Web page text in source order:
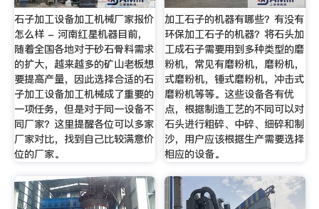
石子加工设备加工机械厂家报价
怎么样 - 河南红星机器目前，
随着全国各地对于砂石骨料需求
的扩大，越来越多的矿山老板想
要提高产量，因此选择合适的石
子加工设备加工机械成了重要的
一项任务，但是对于同一设备不
同厂家？这里提醒各位可以多家
厂家对比，找到自己比较满意价
位的厂家。
加工石子的机器有哪些？有没有
环保加工石子的机器？将石头加
工成石子需要用到多种类型的磨
粉机，常见有磨粉机，磨粉机，
式磨粉机，锤式磨粉机，冲击式
磨粉机等等。这些设备各有优
点，根据制造工艺的不同可以对
石头进行粗碎、中碎、细碎和制
沙，用户应该根据生产需要选择
相应的设备。